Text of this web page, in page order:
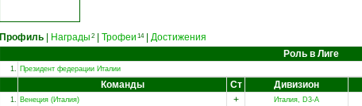
Профиль Награды 2 Трофеи 14| Достижения
Роль в Лиге
1. Президент федерации Италии
Команды Ст Дивизион
1. Венеция (Италия) + Италия, D3-A